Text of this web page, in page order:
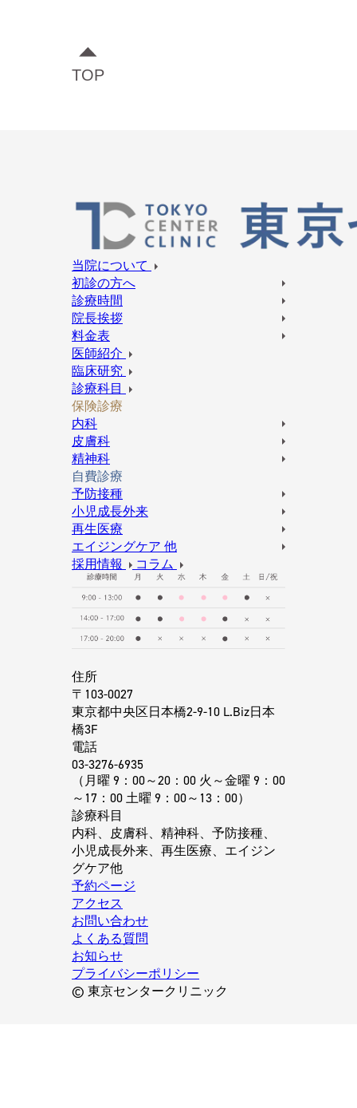
TOP
当院について
初診の方へ
診療時間
院長挨拶
料金表
医師紹介
臨床研究
診療科目
保険診療
内科
皮膚科
精神科
自費診療
予防接種
小児成長外来
再生医療
エイジングケア 他
採用情報
コラム
住所
〒103-0027
東京都中央区日本橋2-9-10 L.Biz日本
橋3F
電話
03-3276-6935
（月曜 9：00～20：00 火～金曜 9：00
～17：00 土曜 9：00～13：00）
診療科目
内科、皮膚科、精神科、予防接種、
小児成長外来、再生医療、エイジン
グケア他
予約ページ
アクセス
お問い合わせ
よくある質問
お知らせ
プライバシーポリシー
© 東京センタークリニック